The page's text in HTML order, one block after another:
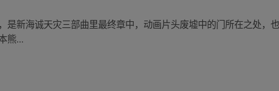
新海诚天灾三部曲里最终章中，动画片头废墟中的门所在之处，
熊...